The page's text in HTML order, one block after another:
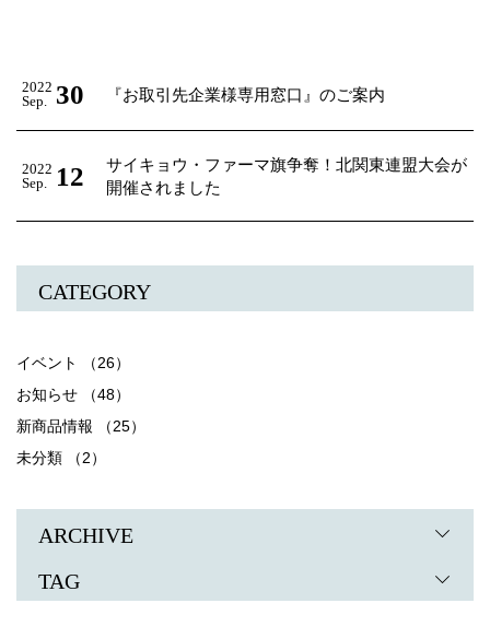
2022
Sep. 30 『お取引先企業様専用窓口』のご案内
2022
Sep.
12
サイキョウ・ファーマ旗争奪！北関東連盟大会が
開催されました
CATEGORY
イベント （26）
お知らせ （48）
新商品情報 （25）
未分類 （2）
ARCHIVE
TAG